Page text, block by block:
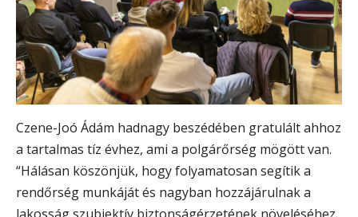
Czene-Joó Ádám hadnagy beszédében gratulált ahhoz
a tartalmas tíz évhez, ami a polgárőrség mögött van.
“Hálásan köszönjük, hogy folyamatosan segítik a
rendőrség munkáját és nagyban hozzájárulnak a